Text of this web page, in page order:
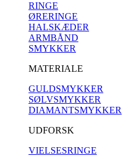
RINGE
ØRERINGE
HALSKÆDER
ARMBÅND
SMYKKER
MATERIALE
GULDSMYKKER
SØLVSMYKKER
DIAMANTSMYKKER
UDFORSK
VIELSESRINGE